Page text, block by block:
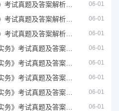
06-01
06-01
06-01
06-01
06-01
06-01
06-01
06-01